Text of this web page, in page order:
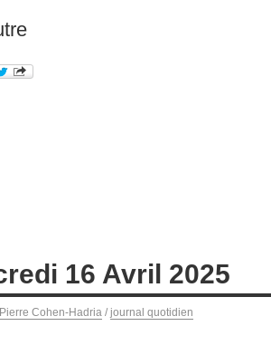
16 Avril 2025
Cohen-Hadria / journal quotidien